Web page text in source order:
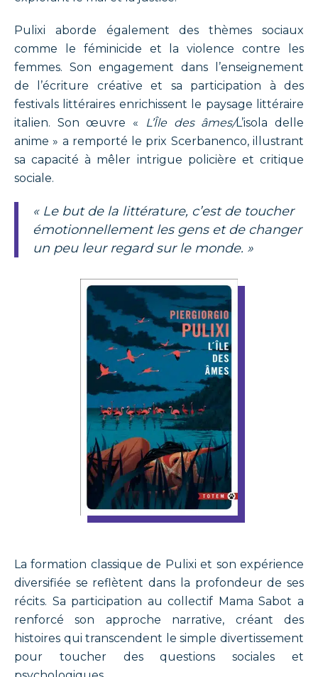
Pulixi aborde également des thèmes sociaux
comme le féminicide et la violence contre les
femmes. Son engagement dans l’enseignement
de l’écriture créative et sa participation à des
festivals littéraires enrichissent le paysage littéraire
italien. Son œuvre «
L’Île des âmes/L’isola delle
anime » a remporté le prix Scerbanenco, illustrant
sa capacité à mêler intrigue policière et critique
sociale.
« Le but de la littérature, c’est de toucher
émotionnellement les gens et de changer
un peu leur regard sur le monde. »
La formation classique de Pulixi et son expérience
diversifiée se reflètent dans la profondeur de ses
récits. Sa participation au collectif Mama Sabot a
renforcé son approche narrative, créant des
histoires qui transcendent le simple divertissement
pour toucher des questions sociales et